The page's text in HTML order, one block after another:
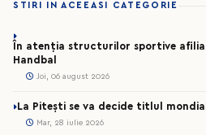
STIRI IN ACEEASI CATEGORIE
În atenția structurilor sportive
Handbal
Joi, 06 august 2026
La Pitești se va decide titlul
Mar, 28 iulie 2026